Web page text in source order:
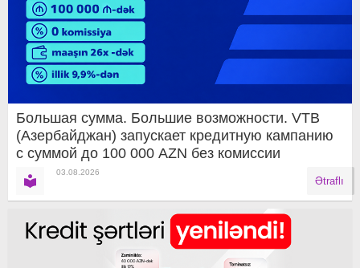
Большая сумма. Большие возможности. VTB
(Азербайджан) запускает кредитную кампанию
с суммой до 100 000 AZN без комиссии
03.08.2026
Ətraflı